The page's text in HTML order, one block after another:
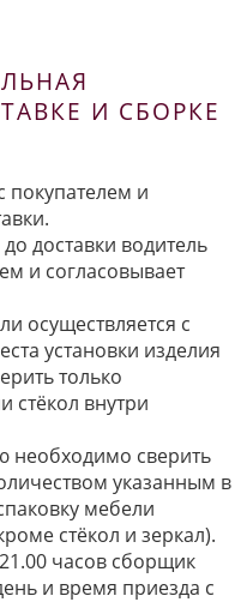
И СБОРКЕ
покупателем и
доставки водитель
и согласовывает
осуществляется с
установки изделия
только
стёкол внутри
необходимо сверить
указанным в
мебели
стёкол и зеркал).
часов сборщик
и время приезда с